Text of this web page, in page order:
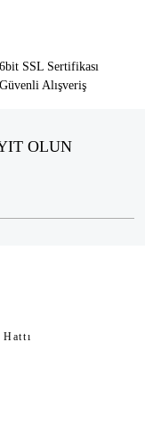
SSL Sertifikası
Güvenli Alışveriş
OLUN